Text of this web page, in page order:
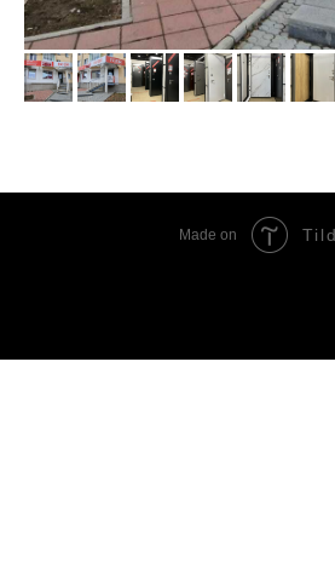
Made on